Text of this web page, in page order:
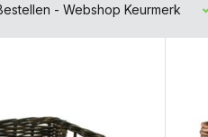
- Webshop Keurmerk